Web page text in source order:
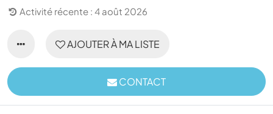
Activité récente : 4 août 2026
AJOUTER À MA LISTE
CONTACT